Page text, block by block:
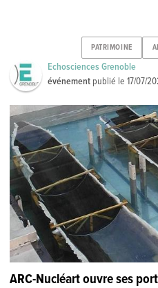
PATRIMOINE
Echosciences Grenoble
événement publié le17/07/
ARC-Nucléart ouvre ses